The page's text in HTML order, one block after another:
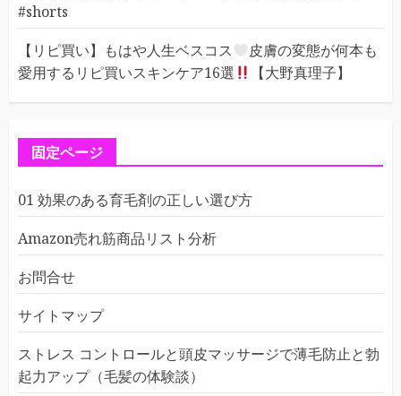
#shorts
【リピ買い】もはや人生ベスコス
皮膚の変態が何本も
愛用するリピ買いスキンケア16選
【大野真理子】
固定ページ
01 効果のある育毛剤の正しい選び方
Amazon売れ筋商品リスト分析
お問合せ
サイトマップ
ストレス コントロールと頭皮マッサージで薄毛防止と勃
起力アップ（毛髪の体験談）